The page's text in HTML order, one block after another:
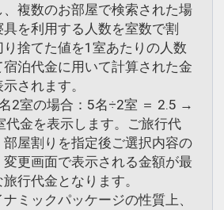
、複数のお部屋で検索された場
具を利用する人数を室数で割
り捨てた値を1室あたりの人数
宿泊代金に用いて計算された金
されます。
2室の場合：5名÷2室 ＝ 2.5 →
代金を表示します。ご旅行代
部屋割りを指定後ご選択内容の
変更画面で表示される金額が最
行代金となります。
ナミックパッケージの性質上、